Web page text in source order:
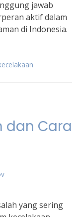
jawab
aktif dalam
di Indonesia.
dan Cara
yang sering